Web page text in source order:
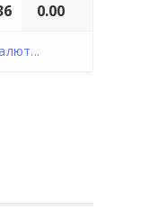
0.00